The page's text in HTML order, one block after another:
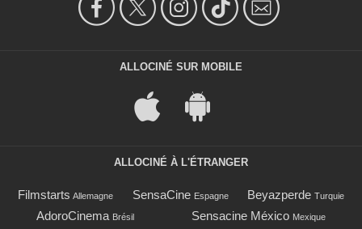
ALLOCINÉ SUR MOBILE
ALLOCINÉ À L'ÉTRANGER
Filmstarts Allemagne SensaCine Espagne Beyazperde Turquie
AdoroCinema Brésil Sensacine México Mexique